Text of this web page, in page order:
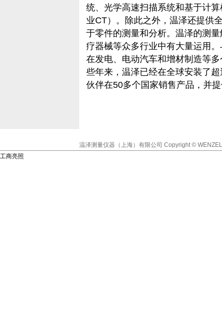
统、光学高速扫描系统和基于计
业CT）。除此之外，温泽还提供
于零件的测量和分析。温泽的测
疗器械等众多行业中有大量运用
在发电、电动汽车和增材制造等
些年来，温泽已经在全球安装了
伙伴在50多个国家销售产品，并
温泽测量仪器（上海）有限公司 Copyright ©
工商亮照